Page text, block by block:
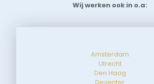
Wij werken ook in o.a:
Amsterdam
Utrecht
Den Haag